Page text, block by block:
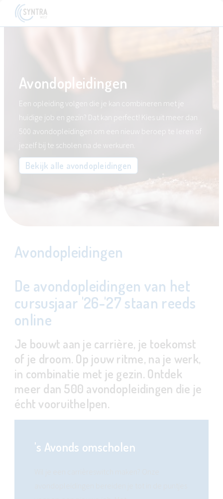
Avondopleidingen
Een opleiding volgen die je kan combineren met je
huidige job en gezin? Dat kan perfect! Kies uit meer dan
500 avondopleidingen om een nieuw beroep te leren of
jezelf bij te scholen na de werkuren.
Bekijk alle avondopleidingen
Avondopleidingen
De avondopleidingen van het
cursusjaar '26-'27 staan reeds
online
Je bouwt aan je carrière, je toekomst
of je droom. Op jouw ritme, na je werk,
in combinatie met je gezin. Ontdek
meer dan 500 avondopleidingen die je
écht vooruithelpen.
's Avonds omscholen